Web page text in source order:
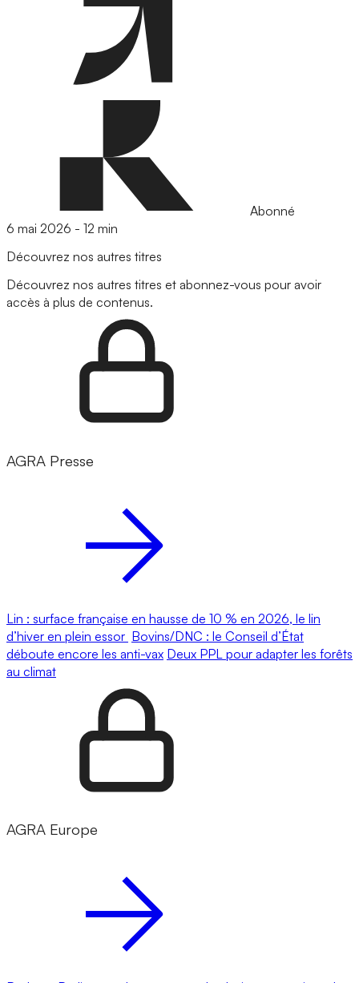
Abonné
6 mai 2026 - 12 min
Découvrez nos autres titres
Découvrez nos autres titres et abonnez-vous pour avoir
accès à plus de contenus.
AGRA Presse
Lin : surface française en hausse de 10 % en 2026, le lin
d’hiver en plein essor Bovins/DNC : le Conseil d’État
déboute encore les anti-vax Deux PPL pour adapter les forêts
au climat
AGRA Europe